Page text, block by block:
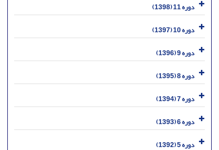
دوره 11 (1398)
دوره 10 (1397)
دوره 9 (1396)
دوره 8 (1395)
دوره 7 (1394)
دوره 6 (1393)
دوره 5 (1392)